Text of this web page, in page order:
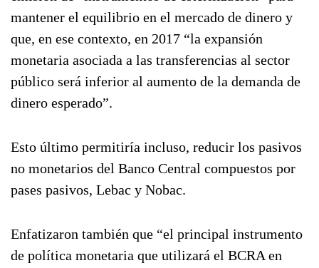
mantener el equilibrio en el mercado de dinero y
que, en ese contexto, en 2017 “la expansión
monetaria asociada a las transferencias al sector
público será inferior al aumento de la demanda de
dinero esperado”.
Esto último permitiría incluso, reducir los pasivos
no monetarios del Banco Central compuestos por
pases pasivos, Lebac y Nobac.
Enfatizaron también que “el principal instrumento
de política monetaria que utilizará el BCRA en